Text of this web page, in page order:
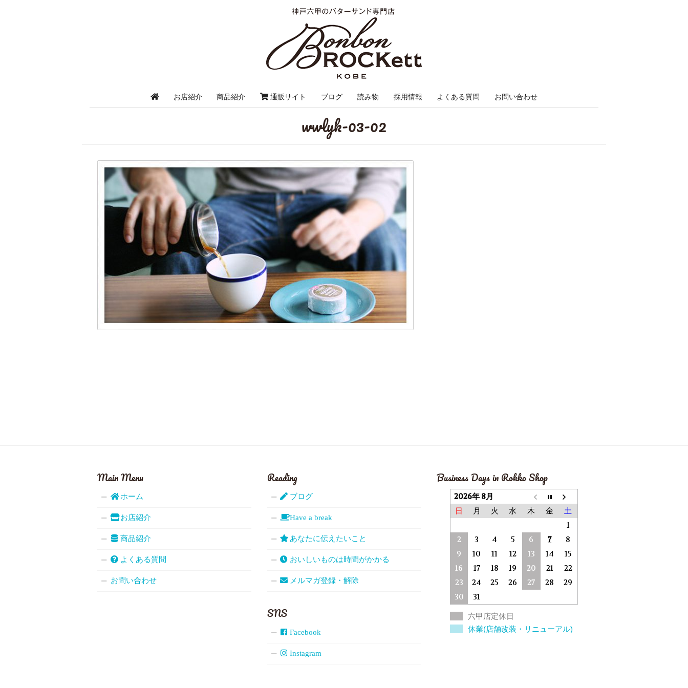
お店紹介 商品紹介 通販サイト ブログ 読み物 採用情報 よくある質問 お問い合わせ
wwlyk-03-02
Main Menu
ホーム
お店紹介
商品紹介
よくある質問
お問い合わせ
Reading
ブログ
Have a break
あなたに伝えたいこと
おいしいものは時間がかかる
メルマガ登録・解除
SNS
Facebook
Instagram
Business Days in Rokko Shop
2026年 8月
日 月 火 水 木 金 土
1
2
3 4 5 6 7
8
9
10 11 12 13 14
15
16
17 18 19 20 21
22
23
24 25 26 27 28
29
30
31
六甲店定休日
休業(店舗改装・リニューアル)